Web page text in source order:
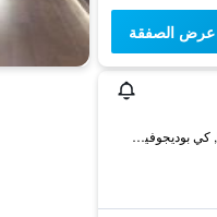
عرض الصفقة
Nám. Premysla Otakara Ii. 90/28, كي بوديجوفيس, منطقة جنوب بوهيميا, جمهورية التشيك